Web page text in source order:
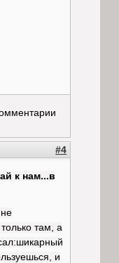
#4
к нам...в
там, а
и